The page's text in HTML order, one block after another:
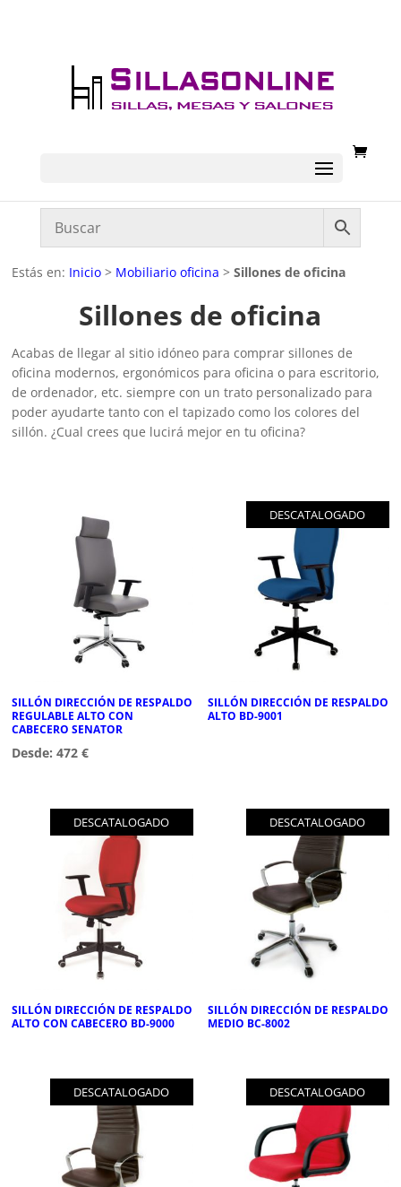
Estás en: Inicio > Mobiliario oficina >Sillones de oficina
Sillones de oficina
Acabas de llegar al sitio idóneo para comprar sillones de
oficina modernos, ergonómicos para oficina o para escritorio,
de ordenador, etc. siempre con un trato personalizado para
poder ayudarte tanto con el tapizado como los colores del
sillón. ¿Cual crees que lucirá mejor en tu oficina?
SILLÓN DIRECCIÓN DE RESPALDO
REGULABLE ALTO CON
CABECERO SENATOR
Desde:472€
DESCATALOGADO
SILLÓN DIRECCIÓN DE RESPALDO
ALTO BD-9001
DESCATALOGADO
SILLÓN DIRECCIÓN DE RESPALDO
ALTO CON CABECERO BD-9000
DESCATALOGADO
SILLÓN DIRECCIÓN DE RESPALDO
MEDIO BC-8002
DESCATALOGADO DESCATALOGADO